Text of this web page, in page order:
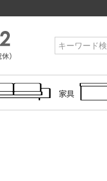
家具